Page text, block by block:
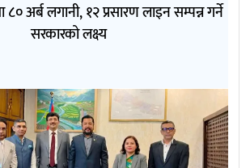
८० अर्ब लगानी, १२ प्रसारण लाइन सम्पन्न गर्ने
सरकारको लक्ष्य